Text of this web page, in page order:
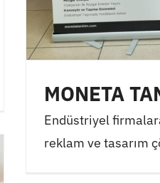
MONETA
Endüstriyel
reklam ve tasarım